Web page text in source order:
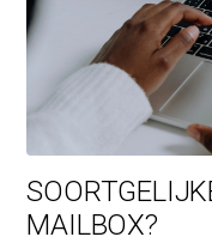
MAILBOX?